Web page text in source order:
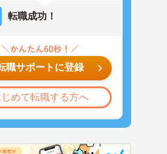
転職成功！
職サポートに登録
じめて転職する方へ